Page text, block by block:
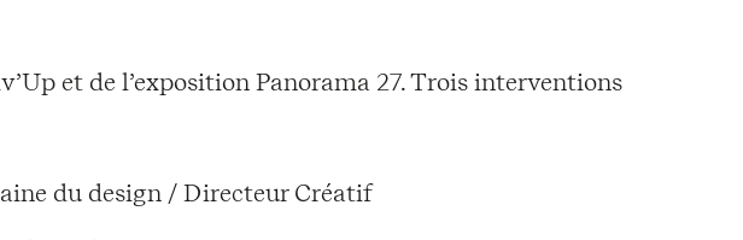
et de l’exposition Panorama 27. Trois interventions
du design / Directeur Créatif